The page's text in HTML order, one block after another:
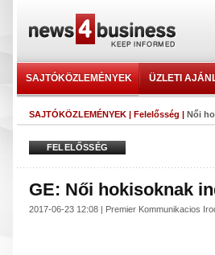
SAJTÓKÖZLEMÉNYEK ÜZLETI
SAJTÓKÖZLEMÉNYEK | Felelősség | Női
FELELŐSSÉG
GE: Női hokisoknak
2017-06-23 12:08 | Premier Kommunikacios